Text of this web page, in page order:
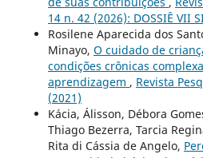
14 n. 42 (2026): DOSSIÊ VII
Rosilene Aparecida dos
Minayo, O cuidado de
condições crônicas
aprendizagem , Revista
(2021)
Kácia, Álisson, Débora
Thiago Bezerra, Tarcia
Rita di Cássia de Angelo,